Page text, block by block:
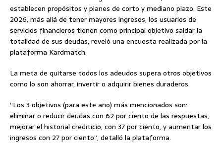
establecen propósitos y planes de corto y mediano plazo. Este
2026, más allá de tener mayores ingresos, los usuarios de
servicios financieros tienen como principal objetivo saldar la
totalidad de sus deudas, reveló una encuesta realizada por la
plataforma Kardmatch.
La meta de quitarse todos los adeudos supera otros objetivos
como lo son ahorrar, invertir o adquirir bienes duraderos.
“Los 3 objetivos (para este año) más mencionados son:
eliminar o reducir deudas con 62 por ciento de las respuestas;
mejorar el historial crediticio, con 37 por ciento, y aumentar los
ingresos con 27 por ciento”, detalló la plataforma.